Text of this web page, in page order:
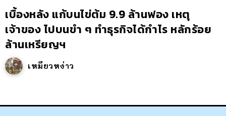
เบื้องหลัง แก้บนไข่ต้ม 9.9 ล้านฟอง เหตุ
เจ้าของ ไปบนขำ ๆ ทำธุรกิจได้กำไร หลักร้อย
ล้านเหรียญฯ
เหมียวหง่าว